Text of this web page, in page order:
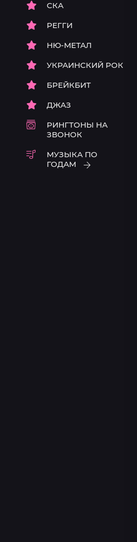
СКА
РЕГГИ
НЮ-МЕТАЛ
УКРАИНСКИЙ РОК
БРЕЙКБИТ
ДЖАЗ
РИНГТОНЫ НА
ЗВОНОК
МУЗЫКА ПО
ГОДАМ